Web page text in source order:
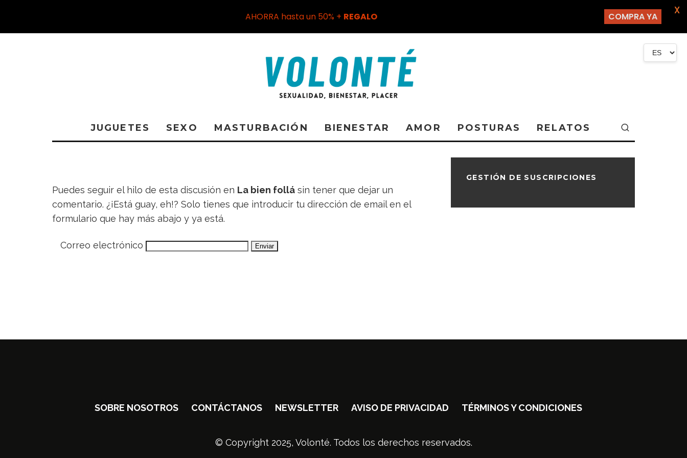
JUGUETES SEXO MASTURBACIÓN BIENESTAR AMOR POSTURAS RELATOS
Puedes seguir el hilo de esta discusión en La bien follá sin tener que dejar un
comentario. ¿¡Está guay, eh!? Solo tienes que introducir tu dirección de email en el
formulario que hay más abajo y ya está.
Correo electrónico
GESTIÓN DE SUSCRIPCIONES
SOBRE NOSOTROS CONTÁCTANOS NEWSLETTER AVISO DE PRIVACIDAD TÉRMINOS Y CONDICIONES
© Copyright 2025, Volonté. Todos los derechos reservados.
AHORRA hasta un 50% + REGALO COMPRA YA
X